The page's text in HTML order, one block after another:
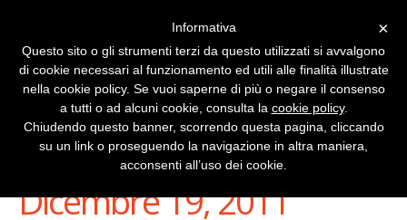
Stai Visualizzando
Dicembre 19, 2011
×
Informativa
Questo sito o gli strumenti terzi da questo utilizzati si avvalgono
di cookie necessari al funzionamento ed utili alle finalità illustrate
nella cookie policy. Se vuoi saperne di più o negare il consenso
a tutti o ad alcuni cookie, consulta la cookie policy.
Chiudendo questo banner, scorrendo questa pagina, cliccando
su un link o proseguendo la navigazione in altra maniera,
acconsenti all’uso dei cookie.